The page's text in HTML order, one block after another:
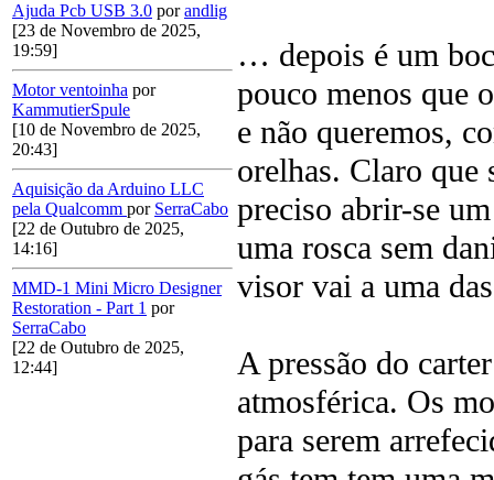
Ajuda Pcb USB 3.0 porandlig
[23 de Novembro de 2025,
19:59]
Motor ventoinha por
KammutierSpule
[10 de Novembro de 2025,
20:43]
Aquisição da Arduino LLC
pela Qualcomm por SerraCabo
[22 de Outubro de 2025,
14:16]
MMD-1 Mini Micro Designer
Restoration - Part 1 por
SerraCabo
[22 de Outubro de 2025,
12:44]
… depois é um
pouco menos que
e não queremos,
orelhas. Claro que
preciso abrir-se
uma rosca sem
visor vai a uma
A pressão do
atmosférica. Os
para serem